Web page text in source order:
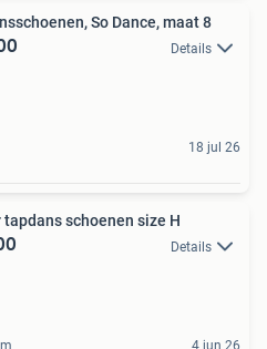
So Dance, maat 8
Details
18 jul 26
tapdans schoenen size H
Details